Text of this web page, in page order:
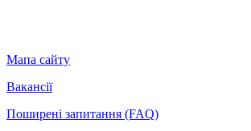
Мапа сайту
Вакансії
Поширені запитання (FAQ)